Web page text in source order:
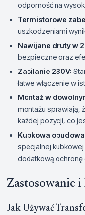
odporność na
Termistorowe
uszkodzeniami
Nawijane druty w
bezpieczne oraz
Zasilanie 230V:
łatwe włączenie w
Montaż w
montażu sprawiają,
każdej pozycji, co
Kubkowa
specjalnej
dodatkową ochronę
Zastosowanie
Jak Używać